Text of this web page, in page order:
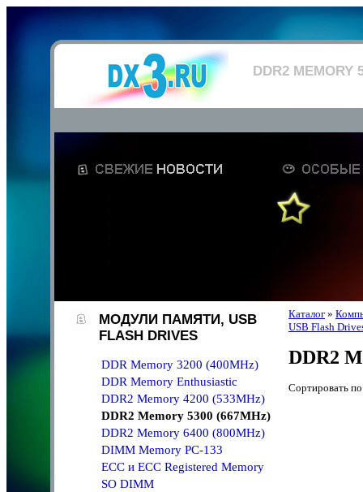
DDR2 MEMORY
МОДУЛИ ПАМЯТИ, USB
FLASH DRIVES
DDR Memory 3200 (400MHz)
DDR Memory Enthusiastic
DDR2 Memory 4200 (533MHz)
DDR2 Memory 5300 (667MHz)
DDR2 Memory 6400 (800MHz)
DIMM Memory PC-133
ECC и ECC Registered Memory
SO DIMM
Каталог »
USB Flash
DDR2
Сортировать